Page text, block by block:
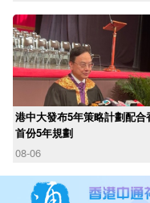
港中大發布5年策略計劃配合
首份5年規劃
08-06